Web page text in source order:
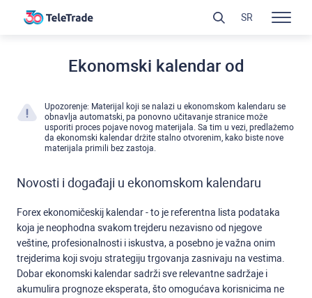
Ekonomski kalendar od
Upozorenje: Materijal koji se nalazi u ekonomskom kalendaru se
obnavlja automatski, pa ponovno učitavanje stranice može
usporiti proces pojave novog materijala. Sa tim u vezi, predlažemo
da ekonomski kalendar držite stalno otvorenim, kako biste nove
materijala primili bez zastoja.
Novosti i događaji u ekonomskom kalendaru
Forex ekonomičeskij kalendar - to je referentna lista podataka
koja je neophodna svakom trejderu nezavisno od njegove
veštine, profesionalnosti i iskustva, a posebno je važna onim
trejderima koji svoju strategiju trgovanja zasnivaju na vestima.
Dobar ekonomski kalendar sadrži sve relevantne sadržaje i
akumulira prognoze eksperata, što omogućava korisnicima ne
SR